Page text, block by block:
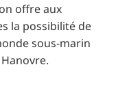
offre aux
la possibilité de
sous-marin